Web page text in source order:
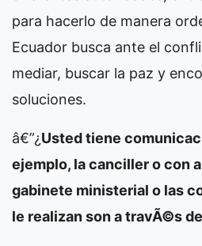
para hacerlo de manera
Ecuador busca ante el
mediar, buscar la paz y
soluciones.
â€”¿Usted tiene
ejemplo, la canciller o con
gabinete ministerial o las
le realizan son a travÃ©s